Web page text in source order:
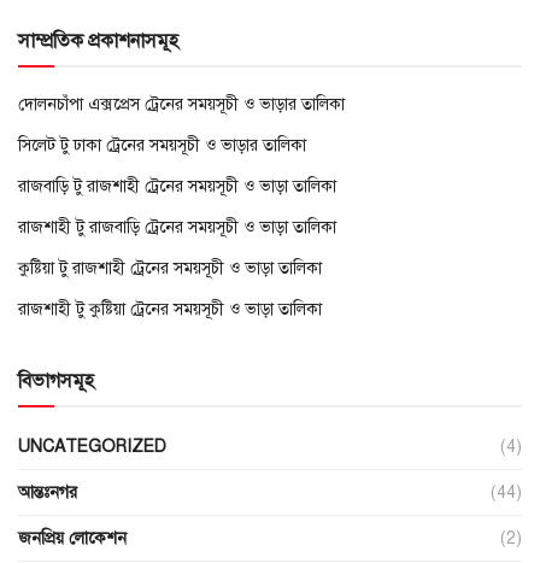
সাম্প্রতিক প্রকাশনাসমূহ
দোলনচাঁপা এক্সপ্রেস ট্রেনের সময়সূচী ও ভাড়ার তালিকা
সিলেট টু ঢাকা ট্রেনের সময়সূচী ও ভাড়ার তালিকা
রাজবাড়ি টু রাজশাহী ট্রেনের সময়সূচী ও ভাড়া তালিকা
রাজশাহী টু রাজবাড়ি ট্রেনের সময়সূচী ও ভাড়া তালিকা
কুষ্টিয়া টু রাজশাহী ট্রেনের সময়সূচী ও ভাড়া তালিকা
রাজশাহী টু কুষ্টিয়া ট্রেনের সময়সূচী ও ভাড়া তালিকা
বিভাগসমূহ
UNCATEGORIZED (4)
আন্তঃনগর (44)
জনপ্রিয় লোকেশন (2)